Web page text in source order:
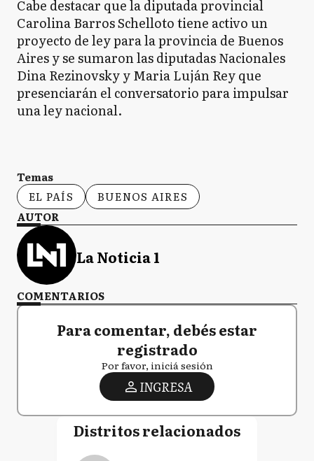
Cabe destacar que la diputada provincial
Carolina Barros Schelloto tiene activo un
proyecto de ley para la provincia de Buenos
Aires y se sumaron las diputadas Nacionales
Dina Rezinovsky y Maria Luján Rey que
presenciarán el conversatorio para impulsar
una ley nacional.
Temas
EL PAÍS
BUENOS AIRES
AUTOR
La Noticia 1
COMENTARIOS
Para comentar, debés estar
registrado
Por favor, iniciá sesión
INGRESA
Distritos relacionados